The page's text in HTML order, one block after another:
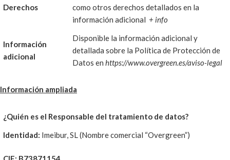
Derechos
como otros derechos detallados en la
información adicional + info
Información
adicional
Disponible la información adicional y
detallada sobre la Política de Protección de
Datos en https://www.overgreen.es/aviso-legal
Información ampliada
¿Quién es el Responsable del tratamiento de datos?
Identidad: Imeibur, SL (Nombre comercial “Overgreen”)